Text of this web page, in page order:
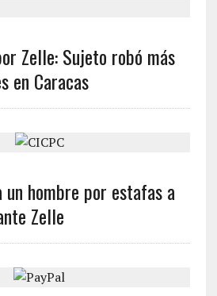
Zelle: Sujeto robó más
en Caracas
un hombre por estafas a
Zelle